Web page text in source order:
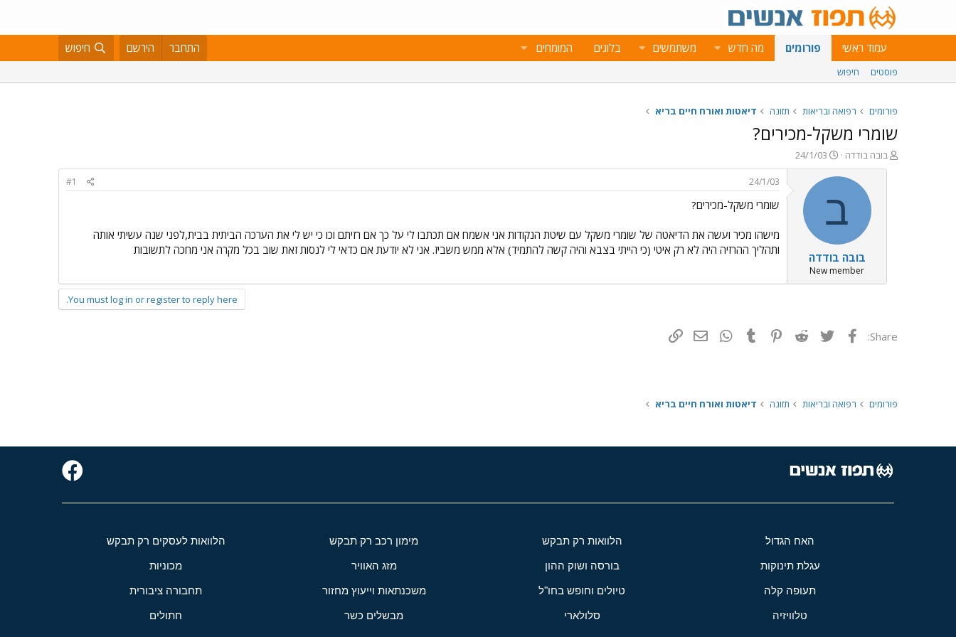
עמוד ראשי פורומים מה חדש משתמשים בלוגים המומחים התחבר הירשם חיפוש
פוסטים חיפוש
פורומים רפואה ובריאות תזונה דיאטות ואורח חיים בריא
שומרי משקל-מכירים?
פ
ו
בובה בודדה
פ
ו
ר
ם
ב
א
ר
י
ך
24/1/03
ב
בובה בודדה
New member
24/1/03
#1
שומרי משקל-מכירים?
מישהו מכיר ועשה את הדיאטה של שומרי משקל עם שיטת הנקודות אני אשמח אם תכתבו לי על כך אם רזיתם וכו כי יש לי את הערכה הביתית בבית,לפני שנה עשיתי אותה
ותהליך ההרזיה היה לא רק איטי (כי הייתי בצבא והיה קשה להתמיד) אלא ממש משביז. אני לא יודעת אם כדאי לי לנסות זאת שוב בכל מקרה אני מחכה לתשובות
You must log in or register to reply here.
Share: פייסבוק Twitter
Reddit
Pinterest
Tumblr
WhatsAppדואר אלקטרוני
פורומים רפואה ובריאות תזונה דיאטות ואורח חיים בריא
האח הגדול הלוואות רק תבקש מימון רכב רק תבקש הלוואות לעסקים רק תבקש
עגלת תינוקות בורסה ושוק ההון מזג האוויר מכוניות
תעופה קלה טיולים וחופש בחו"ל משכנתאות וייעוץ מחזור תחבורה ציבורית
טלוויזיה סלולארי מבשלים כשר חתולים